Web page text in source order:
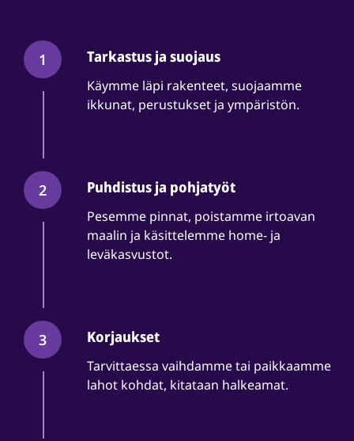
1 Tarkastus ja suojaus
Käymme läpi rakenteet, suojaamme
ikkunat, perustukset ja ympäristön.
2 Puhdistus ja pohjatyöt
Pesemme pinnat, poistamme irtoavan
maalin ja käsittelemme home- ja
leväkasvustot.
3 Korjaukset
Tarvittaessa vaihdamme tai paikkaamme
lahot kohdat, kitataan halkeamat.